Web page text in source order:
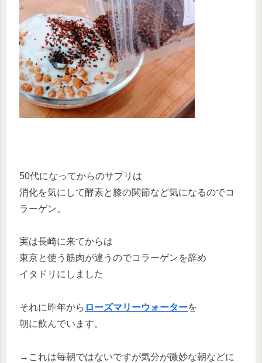
50代になってからのサプリは
消化を気にして酵素と膝の関節など気になるのでコ
ラーゲン。
実は長崎に来てからは
東京と使う筋肉が違うのでコラーゲンを辞め
イタドリにしました
それに昨年から ローズマリーウォーターを
朝に飲んでいます。
→これは毎朝ではないですが気分が微妙な朝などに